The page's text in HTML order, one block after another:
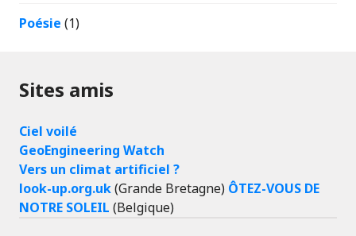
Poésie (1)
Sites amis
Ciel voilé
GeoEngineering Watch
Vers un climat artificiel ?
look-up.org.uk(Grande Bretagne) ÔTEZ-VOUS DE
NOTRE SOLEIL (Belgique)